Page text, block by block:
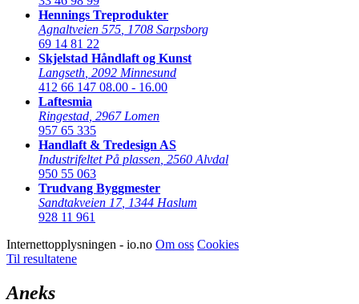
Hennings Treprodukter
Agnaltveien 575 1708 Sarpsborg
69 14 81 22
Skjelstad Håndlaft og Kunst
Langseth 2092 Minnesund
412 66 147 08.00 - 16.00
Laftesmia
Ringestad 2967 Lomen
957 65 335
Handlaft & Tredesign AS
Industrifeltet På plassen 2560 Alvdal
950 55 063
Trudvang Byggmester
Sandtakveien 17, 1344 Haslum
928 11 961
Internettopplysningen - io.no Om oss Cookies
Til resultatene
Aneks